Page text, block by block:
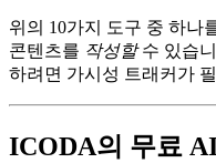
위의 10가지 도구 중 하나
콘텐츠를 작성할수 있습
하려면 가시성 트래커가
ICODA의 무료